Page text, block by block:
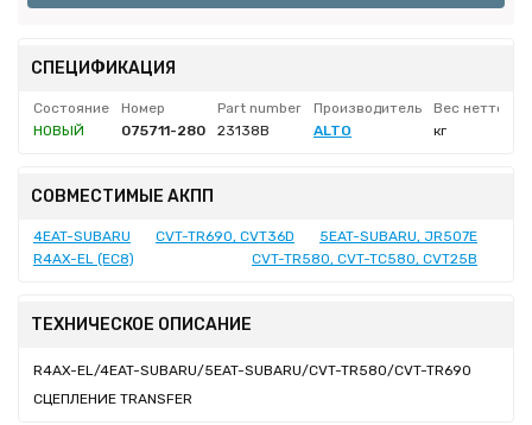
СПЕЦИФИКАЦИЯ
Состояние Номер Part number Производитель
Вес нетто
НОВЫЙ
075711-280 23138B ALTO кг
СОВМЕСТИМЫЕ АКПП
4EAT-SUBARU CVT-TR690, CVT36D
5EAT-SUBARU, JR507E
R4AX-EL (EC8)
CVT-TR580, CVT-TC580, CVT25B
ТЕХНИЧЕСКОЕ ОПИСАНИЕ
R4AX-EL/4EAT-SUBARU/5EAT-SUBARU/CVT-TR580/CVT-TR690
СЦЕПЛЕНИЕ TRANSFER